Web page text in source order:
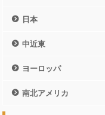
日本
中近東
ヨーロッパ
南北アメリカ